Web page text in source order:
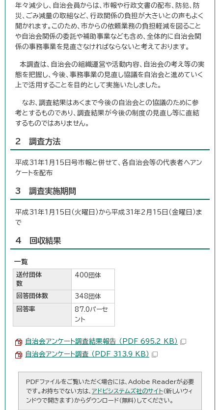
年々減少し、自治会員からは、市報や行政文書の配布、防犯、防
災、ごみ減量の取組など、行政関係の負担が大きいとの声もよく
聞かれます。このため、市からの依頼業務の負担軽減を図ること
や自治会関係の委託や補助事業なども含め、全体的に自治会関
係の事務事業を見直さなければならないと考えております。
本調査は、自治会の組織運営や活動内容、自治会の考え等の実
態を把握し、今後、事務事業の見直し協議を自治会と進めていく
上で活用することを目的として実施いたしました。
なお、調査結果はあくまで今後の自治会との協議のために参
考とするものであり、調査結果が今後の制度の見直し等に直結
するものではありません。
2 調査方法
平成31年1月15日号市報と併せて、各自治会等の代表者へアン
ケートを配布
3 調査実施期間
平成31年1月15日（火曜日）から平成31年2月15日（金曜日）ま
で
4 回収結果
一覧
送付団体
数
400団体
回答団体数
348団体
回答率
87.0パーセ
ント
自治会アンケート調査結果報告 （PDF 695.2 KB）
自治会アンケート調査 （PDF 313.9 KB）
PDFファイルをご覧いただく場合には、Adobe Readerが必要
です。お持ちでない方は、 アドビシステムズ社のサイト（新しいウィ
ンドウで開きます）からダウンロード（無料）してください。